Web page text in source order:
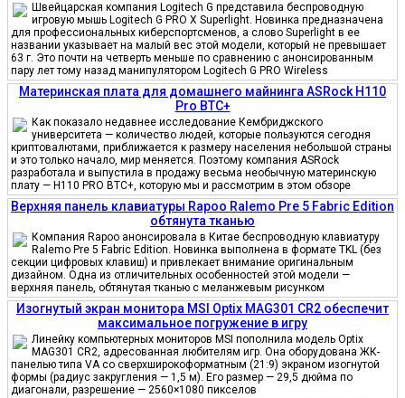
Швейцарская компания Logitech G представила беспроводную
игровую мышь Logitech G PRO X Superlight. Новинка предназначена
для профессиональных киберспортсменов, а слово Superlight в ее
названии указывает на малый вес этой модели, который не превышает
63 г. Это почти на четверть меньше по сравнению с анонсированным
пару лет тому назад манипулятором Logitech G PRO Wireless
Материнская плата для домашнего майнинга ASRock H110
Pro BTC+
Как показало недавнее исследование Кембриджского
университета — количество людей, которые пользуются сегодня
криптовалютами, приближается к размеру населения небольшой страны
и это только начало, мир меняется. Поэтому компания ASRock
разработала и выпустила в продажу весьма необычную материнскую
плату — H110 PRO BTC+, которую мы и рассмотрим в этом обзоре
Верхняя панель клавиатуры Rapoo Ralemo Pre 5 Fabric Edition
обтянута тканью
Компания Rapoo анонсировала в Китае беспроводную клавиатуру
Ralemo Pre 5 Fabric Edition. Новинка выполнена в формате TKL (без
секции цифровых клавиш) и привлекает внимание оригинальным
дизайном. Одна из отличительных особенностей этой модели —
верхняя панель, обтянутая тканью с меланжевым рисунком
Изогнутый экран монитора MSI Optix MAG301 CR2 обеспечит
максимальное погружение в игру
Линейку компьютерных мониторов MSI пополнила модель Optix
MAG301 CR2, адресованная любителям игр. Она оборудована ЖК-
панелью типа VA со сверхширокоформатным (21:9) экраном изогнутой
формы (радиус закругления — 1,5 м). Его размер — 29,5 дюйма по
диагонали, разрешение — 2560×1080 пикселов